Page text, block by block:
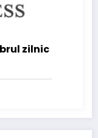
zilnic